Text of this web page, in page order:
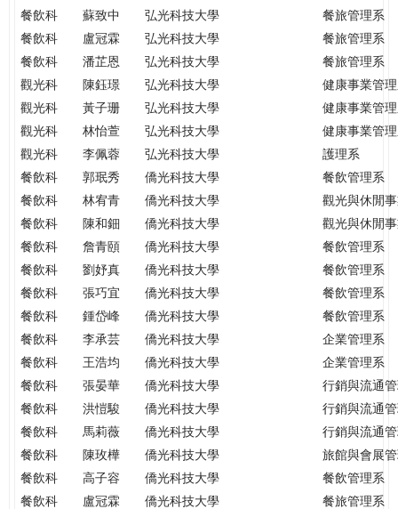
餐飲科
蘇致中 弘光科技大學
餐旅管理系
餐飲科
盧冠霖 弘光科技大學
餐旅管理系
餐飲科
潘芷恩 弘光科技大學
餐旅管理系
觀光科
陳鈺璟 弘光科技大學
健康事業管
觀光科
黃子珊 弘光科技大學
健康事業管
觀光科
林怡萱 弘光科技大學
健康事業管
觀光科
李佩蓉 弘光科技大學
護理系
餐飲科
郭珉秀 僑光科技大學
餐飲管理系
餐飲科
林宥青 僑光科技大學
觀光與休閒
餐飲科
陳和鈿 僑光科技大學
觀光與休閒
餐飲科
詹青頤 僑光科技大學
餐飲管理系
餐飲科
劉妤真 僑光科技大學
餐飲管理系
餐飲科
張巧宜 僑光科技大學
餐飲管理系
餐飲科
鍾岱峰 僑光科技大學
餐飲管理系
餐飲科
李承芸 僑光科技大學
企業管理系
餐飲科
王浩均 僑光科技大學
企業管理系
餐飲科
張晏華 僑光科技大學
行銷與流通
餐飲科
洪愷駿 僑光科技大學
行銷與流通
餐飲科
馬莉薇 僑光科技大學
行銷與流通
餐飲科
陳玫樺 僑光科技大學
旅館與會展
餐飲科
高子容 僑光科技大學
餐飲管理系
餐飲科
盧冠霖 僑光科技大學
餐旅管理系